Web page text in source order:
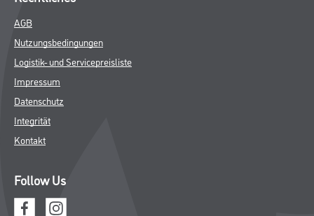
AGB
Nutzungsbedingungen
Logistik- und Servicepreisliste
Impressum
Datenschutz
Integrität
Kontakt
Follow Us